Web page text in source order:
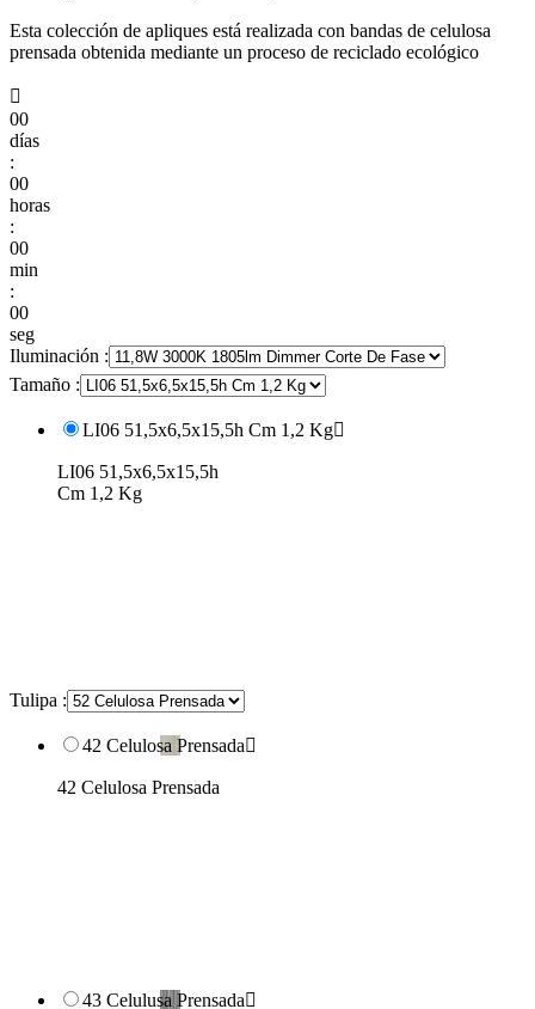
Esta colección de apliques está realizada con bandas de celulosa
prensada obtenida mediante un proceso de reciclado ecológico

00
días
:
00
horas
:
00
min
:
00
seg
Iluminación :
Tamaño :
LI06 51,5x6,5x15,5h Cm 1,2 Kg
LI06 51,5x6,5x15,5h
Cm 1,2 Kg
Tulipa :
42 Celulosa Prensada
42 Celulosa Prensada
43 Celulusa Prensada